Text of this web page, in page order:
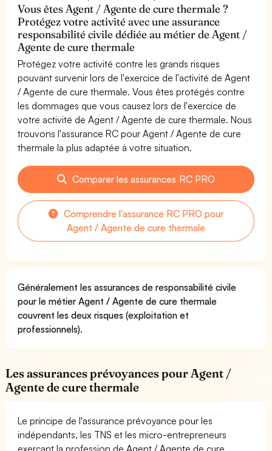
Vous êtes Agent / Agente de cure thermale ?
Protégez votre activité avec une assurance
responsabilité civile dédiée au métier de Agent /
Agente de cure thermale
Protégez votre activité contre les grands risques
pouvant survenir lors de l'exercice de l'activité de Agent
/ Agente de cure thermale. Vous êtes protégés contre
les dommages que vous causez lors de l'exercice de
votre activité de Agent / Agente de cure thermale. Nous
trouvons l'assurance RC pour Agent / Agente de cure
thermale la plus adaptée à votre situation.
Comparer les assurances RC PRO
Comprendre l'assurance RC PRO pour
Agent / Agente de cure thermale
Généralement les assurances de responsabilité civile
pour le métier Agent / Agente de cure thermale
couvrent les deux risques (exploitation et
professionnels).
Les assurances prévoyances pour Agent /
Agente de cure thermale
Le principe de l'assurance prévoyance pour les
indépendants, les TNS et les micro-entrepreneurs
exerçant la profession de Agent / Agente de cure